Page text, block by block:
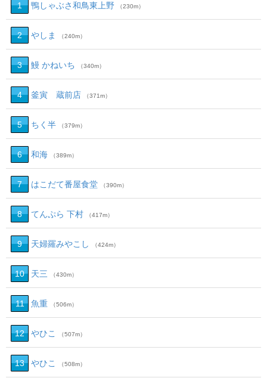
1 鴨しゃぶさ和鳥東上野 （230m）
2 やしま （240m）
3 鰻 かねいち （340m）
4 釜寅 蔵前店 （371m）
5 ちく半 （379m）
6 和海 （389m）
7 はこだて番屋食堂 （390m）
8 てんぷら 下村 （417m）
9 天婦羅みやこし （424m）
10 天三 （430m）
11 魚重 （506m）
12 やひこ （507m）
13 やひこ （508m）